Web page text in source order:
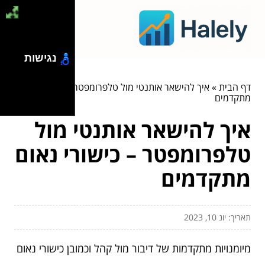
דף הבית»איך להישאר אותנטי מול טלפרומפטר – כישורי נאום
מתקדמים
איך להישאר אותנטי מול
טלפרומפטר – כישורי נאום
מתקדמים
תאריך: יונ 10, 2023
מיומנויות מתקדמות של דיבור מול קהל וכמובן כישורי נאום
נגישות